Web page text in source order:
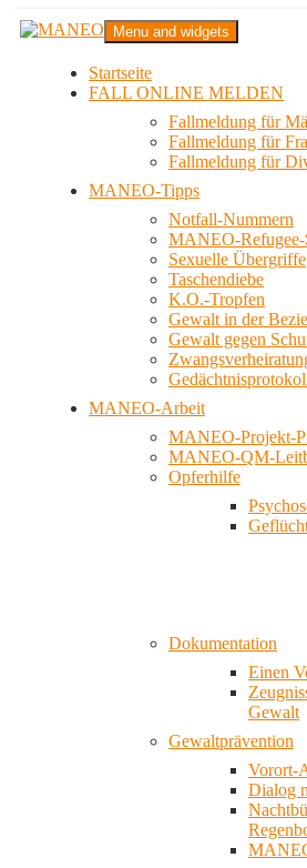
Zum
InhaltMANEO
Das schwule Anti-Gewalt-Projekt in
Menu and widgets
Startseite
FALL ONLINE MELDEN
Fallmeldung für
Fallmeldung für
Fallmeldung für
MANEO-Tipps
Notfall-Nummern
MANEO-Refugee-
Sexuelle Übergriffe
Taschendiebe
K.O.-Tropfen
Gewalt in der
Gewalt gegen
MANEO-Arbeit
MANEO-Projekt-
MANEO-QM-
Opferhilfe
Dokumentation
Einen
Gewalt
Gewaltprävention
Vorort-
Dialog